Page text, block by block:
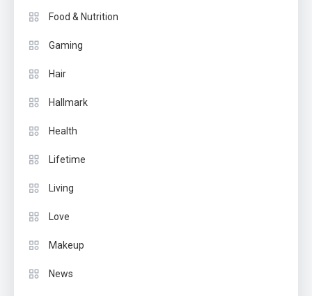
Food & Nutrition
Gaming
Hair
Hallmark
Health
Lifetime
Living
Love
Makeup
News